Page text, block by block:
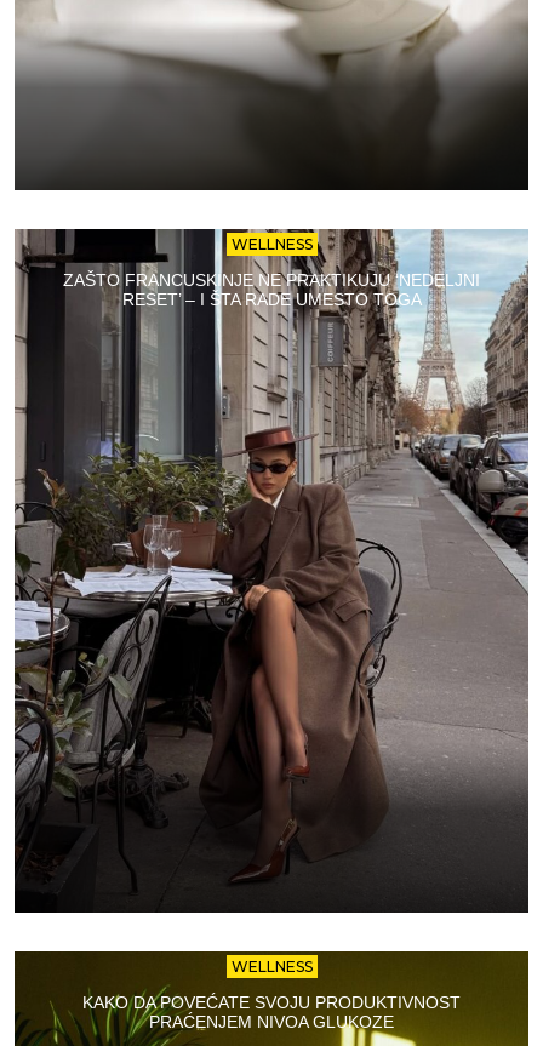
WELLNESS
ZAŠTO FRANCUSKINJE NE PRAKTIKUJU ‘NEDELJNI
RESET’ – I ŠTA RADE UMESTO TOGA
WELLNESS
KAKO DA POVEĆATE SVOJU PRODUKTIVNOST
PRAĆENJEM NIVOA GLUKOZE